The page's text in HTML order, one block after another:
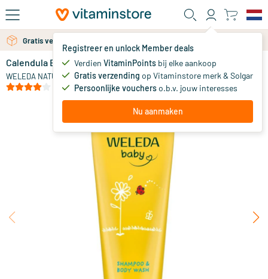
Ga naar de hoofdinhoud
Registreer en unlock Member deals
Verdien VitaminPoints bij elke aankoop
Gratis verzending op Vitaminstore merk & Solgar
Persoonlijke voucherso.b.v. jouw interesses
Nu aanmaken
Gratis verzending vanaf 25 euro
Gratis persoonlijk advies via chat of email
Calendula Baby Shampoo & Douchecreme
WELEDA NATUURCOSMETICA
vanaf 8.